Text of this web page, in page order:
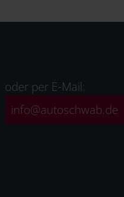
oder per E-Mail:
info@autoschwab.de